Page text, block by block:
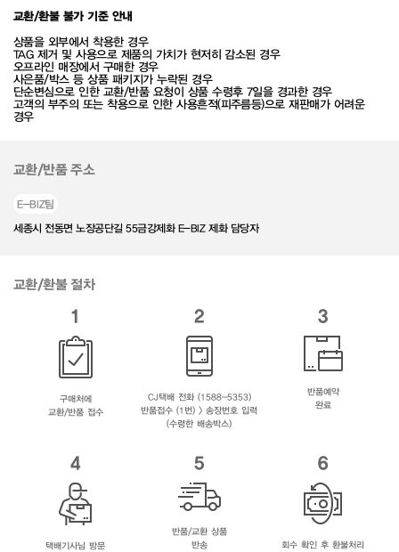
교환/환불 불가 기준 안내
상품을 외부에서 착용한 경우
TAG 제거 및 사용으로 제품의 가치가 현저히 감소된 경우
오프라인 매장에서 구매한 경우
사은품/박스 등 상품 패키지가 누락된 경우
단순변심으로 인한 교환/반품 요청이 상품 수령후 7일을 경과한 경우
고객의 부주의 또는 착용으로 인한 사용흔적(피주름등)으로 재판매가 어려운
경우
교환/반품 주소
E-BIZ팀
세종시 전동면 노장공단길 55금강제화 E-BIZ 제화 담당자
교환/환불 절차
1
구매처에
교환/반품 접수
2
CJ택배 전화 (1588-5353)
반품접수 (1번) > 송장번호 입력
(수령한 배송박스)
3
반품예약
완료
4
택배기사님 방문
5
반품/교환 상품
반송
6
회수 확인 후 환불처리